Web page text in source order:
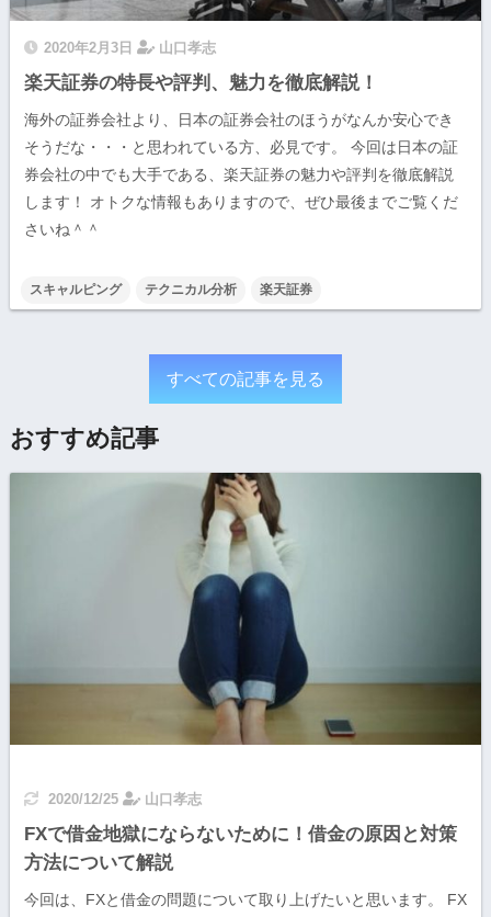
2020年2月3日 山口孝志
楽天証券の特長や評判、魅力を徹底解説！
海外の証券会社より、日本の証券会社のほうがなんか安心でき
そうだな・・・と思われている方、必見です。 今回は日本の証
券会社の中でも大手である、楽天証券の魅力や評判を徹底解説
します！ オトクな情報もありますので、ぜひ最後までご覧くだ
さいね＾＾
スキャルピング テクニカル分析 楽天証券
すべての記事を見る
おすすめ記事
2020/12/25 山口孝志
FXで借金地獄にならないために！借金の原因と対策
方法について解説
今回は、FXと借金の問題について取り上げたいと思います。 FX